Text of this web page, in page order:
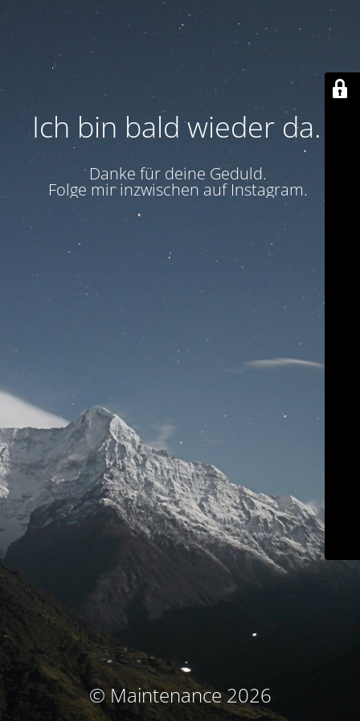
Ich bin bald wieder da.
Danke für deine Geduld.
Folge mir inzwischen auf Instagram.
© Maintenance 2026